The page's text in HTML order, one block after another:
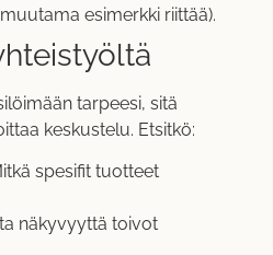
esimerkki riittää).
tarpeesi, sitä
keskustelu. Etsitkö:
spesifit tuotteet
näkyvyyttä toivot